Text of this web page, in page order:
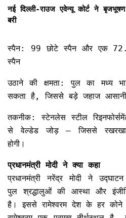
नई दिल्ली-राउज एवेन्यू कोर्ट ने
बरी
स्पैन: 99 छोटे स्पैन और एक 72.5
स्पैन
उठाने की क्षमता: पुल का मध्य
सकता है, जिससे बड़े जहाज
तकनीक: स्टेनलेस स्टील
से वेल्डेड जोड़ – जिससे
होगी।
प्रधानमंत्री मोदी ने क्या कहा
प्रधानमंत्री नरेंद्र मोदी ने
पुल श्रद्धालुओं की आस्था और
है। इससे रामेश्वरम देश के हर